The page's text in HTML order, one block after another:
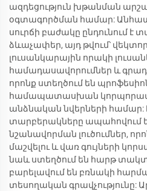
ազդեցություն խթանման
օգտագործման համար:
սուրճի բաժակը ընդունում է
ձևաչափեր, այդ թվում՝
լուսանկարային որակի
համադասավորումներ և
որոնք ստեղծում են
համապատասխան
անձնական նվերների համար:
տարբերակները ապահովում
նշանավորման լուծումներ,
մաշվելու և վառ գույների
նաև ստեղծում են հարթ
բարելավում են բռնակի
տեսողական գրավչությունը: